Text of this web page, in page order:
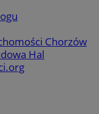
Chorzów
Hal